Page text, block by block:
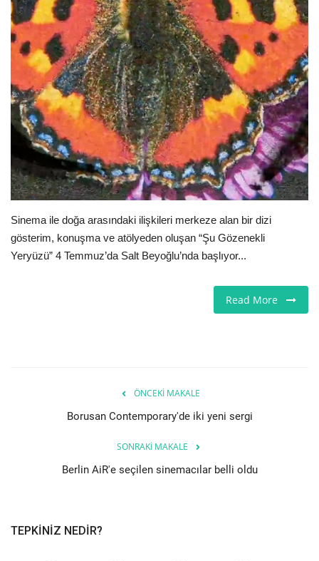
Londra
İngiltere
Videolar
İş & Ekonomi
Pazaryeri
Firma Rehberi
Dilim
Sinema ile doğa arasındaki ilişkileri merkeze alan bir dizi
gösterim, konuşma ve atölyeden oluşan “Şu Gözenekli
Yeryüzü” 4 Temmuz’da Salt Beyoğlu’nda başlıyor...
Read More
ÖNCEKI MAKALE
Borusan Contemporary'de iki yeni sergi
SONRAKI MAKALE
Berlin AiR'e seçilen sinemacılar belli oldu
TEPKINIZ NEDIR?